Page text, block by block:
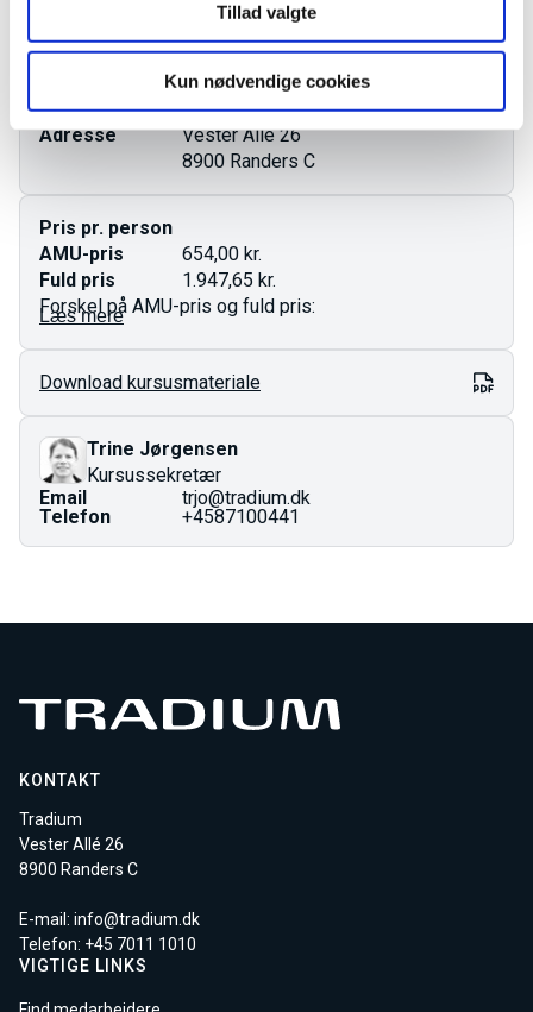
Tillad valgte
Kun nødvendige cookies
Mødetid
Adresse
Vester Alle 26
8900 Randers C
Pris pr. person
AMU-pris
654,00 kr.
Fuld pris
1.947,65 kr.
Forskel på AMU-pris og fuld pris:
AMU-pris gælder for ufaglærte og faglærte.
Fuld pris er den totale pris for kurset og gælder som
regel dig med en videregående uddannelse.
Prisen på AMU-kurser er fastlagt i finansloven og kan
ændres ved årsskiftet.
Læs mere
Download kursusmateriale
Trine Jørgensen
Kursussekretær
Email
trjo@tradium.dk
Telefon
+4587100441
Tilmeld forløbet
KONTAKT
Tradium
Vester Allé 26
8900 Randers C
E-mail: info@tradium.dk
Telefon: +45 7011 1010
VIGTIGE LINKS